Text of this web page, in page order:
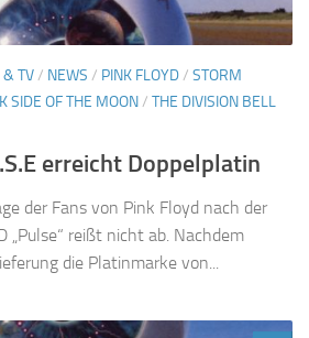
& TV/ NEWS / PINK FLOYD/ STORM
SIDE OF THE MOON/ THE DIVISION BELL
erreicht Doppelplatin
der Fans von Pink Floyd nach der
„Pulse“ reißt nicht ab. Nachdem
die Platinmarke von...